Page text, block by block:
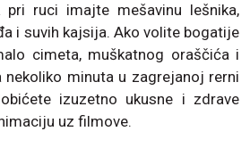
pri ruci imajte mešavinu lešnika,
i suvih kajsija. Ako volite bogatije
cimeta, muškatnog oraščića i
minuta u zagrejanoj rerni
izuzetno ukusne i zdrave
uz filmove.